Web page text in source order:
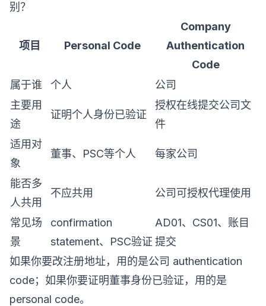
别？
项目 Personal Code
Company
Authentication
Code
属于谁
个人
公司
主要用
途
证明个人身份已验证
授权在线提交公司文
件
适用对
象
董事、PSC等个人 每家公司
能否多
人共用
不应共用 公司可授权代理使用
常见场
景
confirmation
statement、PSC验证
AD01、CS01、账目
提交
如果你要改注册地址，用的是公司 authentication
code；如果你要证明董事身份已验证，用的是
personal code。